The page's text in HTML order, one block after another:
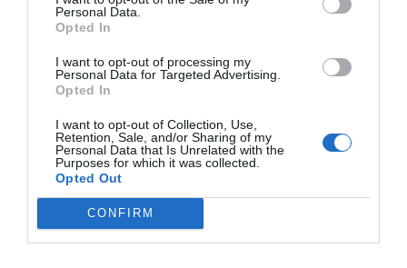
Personal Data.
Opted In
I want to opt-out of processing my
Personal Data for Targeted Advertising.
Opted In
I want to opt-out of Collection, Use,
Retention, Sale, and/or Sharing of my
Personal Data that Is Unrelated with the
Purposes for which it was collected.
Opted Out
CONFIRM
d) wniesienia sprzeciwu wobec przetwarzanych danych, na
przypadków, w których Administrator posiada uprawnienie do
przetwarzania danych na podstawie przepisów prawa,
Ochrony Danych Osobowych gdy uzna Pani/Pan, iż przetwarzanie
danych osobowych Pani/Pana dotyczących narusza przepisy
ogólnego rozporządzenia
których mowa w pkt. 4) jest dobrowolne, jednak niepodanie
danych o których mowa w lit a i b będzie skutkowało brakiem